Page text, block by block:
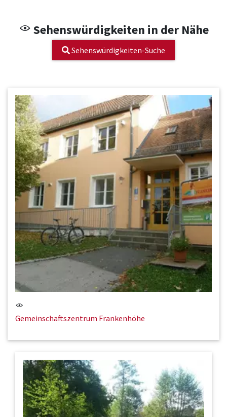
Sehenswürdigkeiten in der Nähe
Sehenswürdigkeiten-Suche
Gemeinschaftszentrum Frankenhöhe